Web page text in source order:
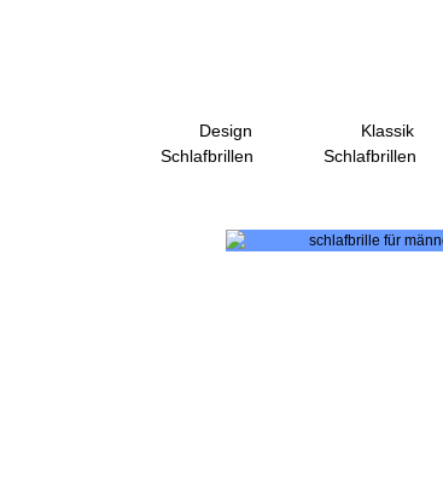
Design
Schlafbrillen
Klassik
Schlafbrillen